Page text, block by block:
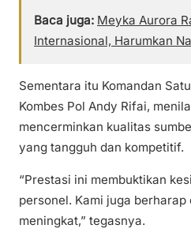
Baca juga: Meyka Aurora
Internasional, Harumkan
Sementara itu Komandan
Kombes Pol Andy Rifai,
mencerminkan kualitas
yang tangguh dan kompetitif.
“Prestasi ini membuktikan
personel. Kami juga
meningkat,” tegasnya.